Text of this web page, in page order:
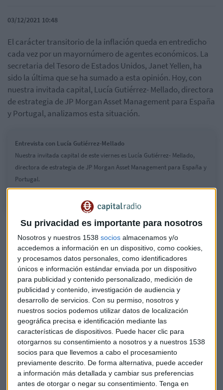
Su privacidad es importante para nosotros
Nosotros y nuestros 1538 socios almacenamos y/o
accedemos a información en un dispositivo, como cookies,
y procesamos datos personales, como identificadores
únicos e información estándar enviada por un dispositivo
para publicidad y contenido personalizado, medición de
publicidad y contenido, investigación de audiencia y
desarrollo de servicios. Con su permiso, nosotros y
nuestros socios podemos utilizar datos de localización
geográfica precisa e identificación mediante las
características de dispositivos. Puede hacer clic para
otorgarnos su consentimiento a nosotros y a nuestros 1538
socios para que llevemos a cabo el procesamiento
previamente descrito. De forma alternativa, puede acceder
a información más detallada y cambiar sus preferencias
antes de otorgar o negar su consentimiento. Tenga en
03/12/2021 10:48
El carácter transitorio de la inflación queda en entredicho
cada vez por un mayornúmero de agentes económicos. La
secretaria del Tesoro de Estados Unidos, Janet Yellen, ha
sido la última que se ha sumado a esta opinión. Hoy, con
nuestra invitada capital, Lucía Gutiérrez- Mellado, directora
de estrategia de JP Morgan Asset Management para España
y Portugal, analizamos esta situación.
Entrevista con Lucía Gutiérrez-Mellado
Nuestra invitada capital de este viernes es Lucía Gutiérrez- Mellado,
directora de estrategia de JP Morgan Asset Management para España y
Portugal.
La inflación va a ser "más persistente de lo que se esperaba",
señala Gutiérrez-Mellado. Durante buena parte del 2022,
"vamos a ver niveles de inflación alta", sostienen en JP
Morgan AM. Sin embargo, en el medio y largo plazo,
mantiene la misma previsión de considerar la inflación
como un escenario transitorio que no suponga ningún
problema para los bancos centrales.
JP Morgan AMfija una visión estratégica "constructiva" de
los mercados. "Los datos macro siguen positivos y continua
pensando que el crecimiento se va a situar por encima de la
tendencia. "El escenario sigue siendo favorable para los
activos de riesgos", afirma Gutiérrez-Mellado.